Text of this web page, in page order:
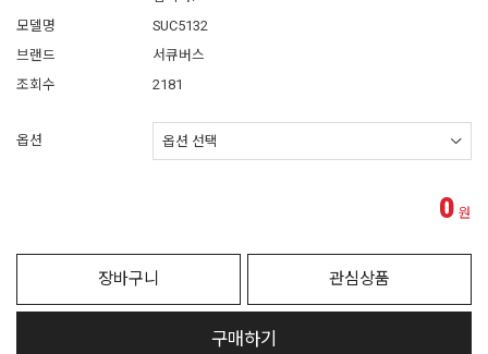
모델명
SUC5132
브랜드
서큐버스
조회수
2181
옵션
0 원
장바구니 관심상품
구매하기